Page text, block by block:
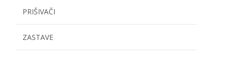
PRIŠIVAČI
ZASTAVE